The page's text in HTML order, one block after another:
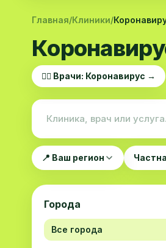
Главная/Клиники/
👨‍⚕️ Врачи: Коронавирус →
📍 Ваш регион
Города
Все города